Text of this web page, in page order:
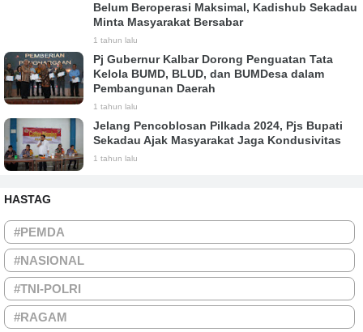
Belum Beroperasi Maksimal, Kadishub Sekadau
Minta Masyarakat Bersabar
1 tahun lalu
Pj Gubernur Kalbar Dorong Penguatan Tata
Kelola BUMD, BLUD, dan BUMDesa dalam
Pembangunan Daerah
1 tahun lalu
Jelang Pencoblosan Pilkada 2024, Pjs Bupati
Sekadau Ajak Masyarakat Jaga Kondusivitas
1 tahun lalu
HASTAG
#PEMDA
#NASIONAL
#TNI-POLRI
#RAGAM